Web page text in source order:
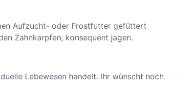
Aufzucht- oder Frostfutter gefüttert
Zahnkarpfen, konsequent jagen.
Lebewesen handelt. Ihr wünscht noch